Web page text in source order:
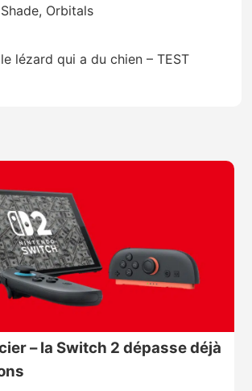
Orbitals
lézard qui a du chien – TEST
– la Switch 2 dépasse déjà